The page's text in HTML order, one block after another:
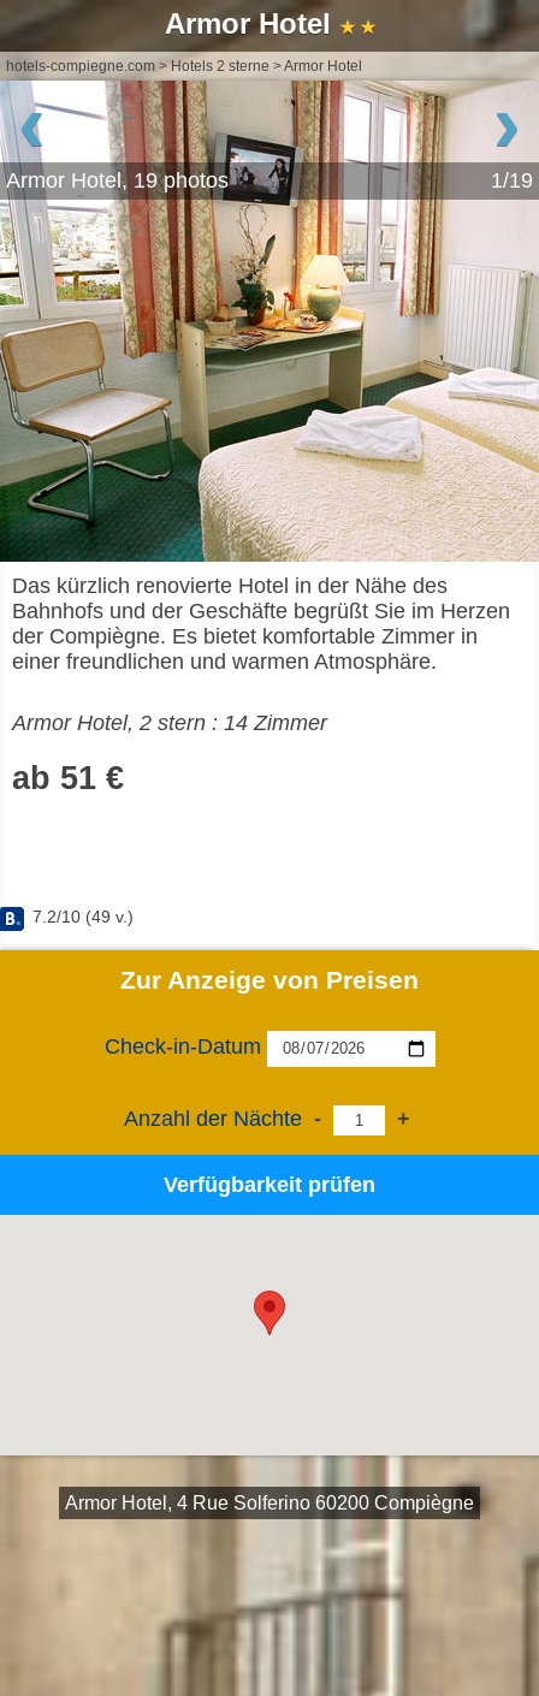
Armor Hotel ★ ★
hotels-compiegne.com >Hotels 2 sterne >Armor Hotel
‹ ›
Armor Hotel, 19 photos 1/19
Das kürzlich renovierte Hotel in der Nähe des
Bahnhofs und der Geschäfte begrüßt Sie im Herzen
der Compiègne. Es bietet komfortable Zimmer in
einer freundlichen und warmen Atmosphäre.
Armor Hotel, 2 stern : 14 Zimmer
ab 51 €
7.2/10 (49 v.)
Zur Anzeige von Preisen
Check-in-Datum
Anzahl der Nächte - +
Verfügbarkeit prüfen
Armor Hotel, 4 Rue Solferino 60200 Compiègne